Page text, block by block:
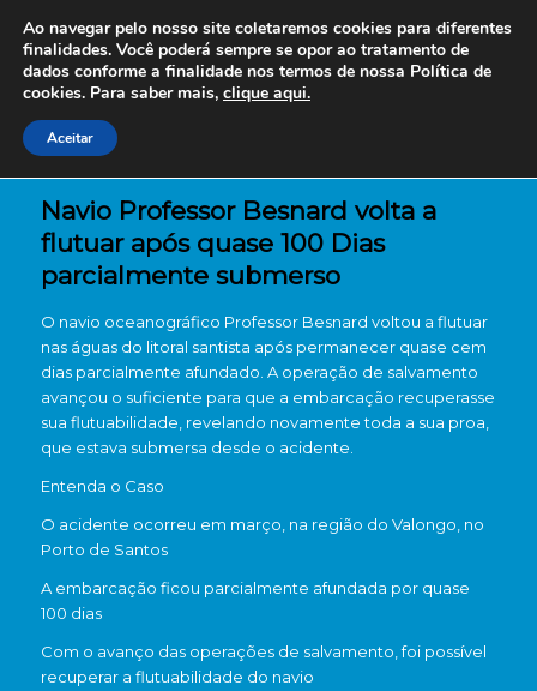
Navio Professor Besnard volta a
flutuar após quase 100 Dias
parcialmente submerso
O navio oceanográfico Professor Besnard voltou a flutuar
nas águas do litoral santista após permanecer quase cem
dias parcialmente afundado. A operação de salvamento
avançou o suficiente para que a embarcação recuperasse
sua flutuabilidade, revelando novamente toda a sua proa,
que estava submersa desde o acidente.
Entenda o Caso
O acidente ocorreu em março, na região do Valongo, no
Porto de Santos
A embarcação ficou parcialmente afundada por quase
100 dias
Com o avanço das operações de salvamento, foi possível
recuperar a flutuabilidade do navio
Ao navegar pelo nosso site coletaremos cookies para diferentes
finalidades. Você poderá sempre se opor ao tratamento de
dados conforme a finalidade nos termos de nossa Política de
cookies. Para saber mais, clique aqui.
Aceitar